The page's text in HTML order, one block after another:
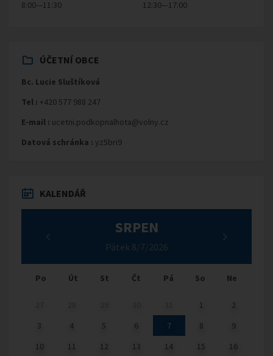
8:00—11:30 12:30—17:00
ÚČETNÍ OBCE
Bc. Lucie Sluštíková
Tel : +420 577 988 247
E-mail : ucetni.podkopnalhota@volny.cz
Datová schránka : yz5bri9
KALENDÁŘ
SRPEN
Pátek 8/7/2026
Po Út St Čt Pá So Ne
1
2
3
4 5 6 7 8
9
10
11 12 13 14 15
16